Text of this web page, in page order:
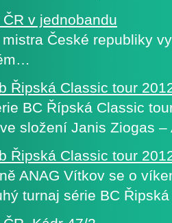
v jednobandu
České republiky
Řipská Classic tour
BC Řípská Classic
ve složení Janis Ziogas
Řipská Classic tour
ANAG Vítkov se o
turnaj série BC